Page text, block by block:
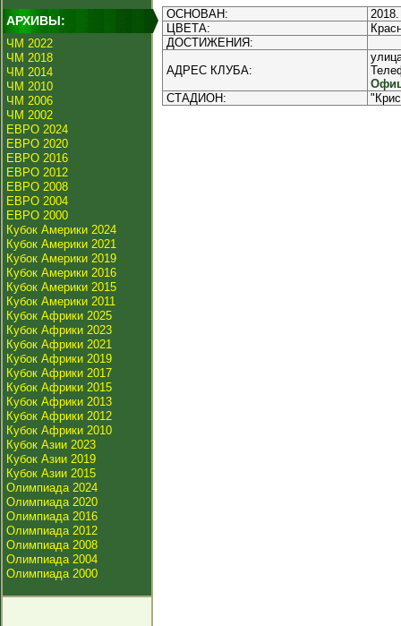
АРХИВЫ:
ЧМ 2022
ЧМ 2018
ЧМ 2014
ЧМ 2010
ЧМ 2006
ЧМ 2002
ЕВРО 2024
ЕВРО 2020
ЕВРО 2016
ЕВРО 2012
ЕВРО 2008
ЕВРО 2004
ЕВРО 2000
Кубок Америки 2024
Кубок Америки 2021
Кубок Америки 2019
Кубок Америки 2016
Кубок Америки 2015
Кубок Америки 2011
Кубок Африки 2025
Кубок Африки 2023
Кубок Африки 2021
Кубок Африки 2019
Кубок Африки 2017
Кубок Африки 2015
Кубок Африки 2013
Кубок Африки 2012
Кубок Африки 2010
Кубок Азии 2023
Кубок Азии 2019
Кубок Азии 2015
Олимпиада 2024
Олимпиада 2020
Олимпиада 2016
Олимпиада 2012
Олимпиада 2008
Олимпиада 2004
Олимпиада 2000
ОСНОВАН:
2018.
ЦВЕТА:
ДОСТИЖЕНИЯ:
АДРЕС КЛУБА:
СТАДИОН: